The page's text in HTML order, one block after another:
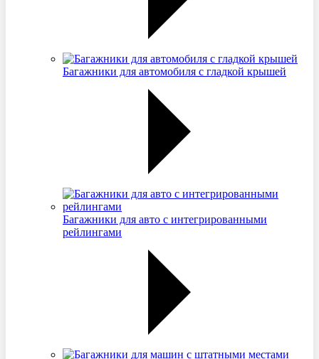
Багажники для автомобиля с гладкой крышей
Багажники для авто с интегрированными
рейлингами